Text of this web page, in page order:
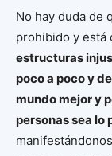
No hay duda de
prohibido y está
estructuras
poco a poco y
mundo mejor y
personas sea lo